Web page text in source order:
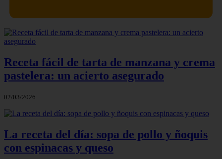
Receta fácil de tarta de manzana y crema
pastelera: un acierto asegurado
02/03/2026
La receta del día: sopa de pollo y ñoquis
con espinacas y queso